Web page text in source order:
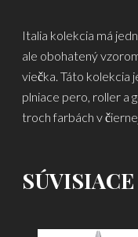
Italia kolekcia má
ale obohatený
viečka. Táto kolekcia
plniace pero, roller a
troch farbách v